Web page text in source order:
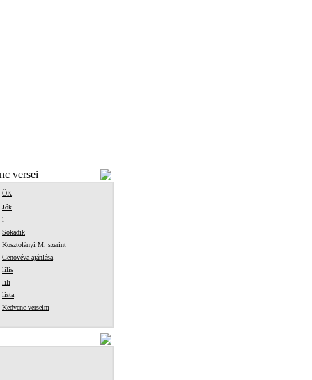
versei
ŐK
Jók
l
Sokadik
Kosztolányi M. szerint
Genovéva ajánlása
lilis
lili
lista
Kedvenc verseim